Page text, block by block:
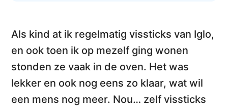
Als kind at ik regelmatig vissticks van Iglo,
en ook toen ik op mezelf ging wonen
stonden ze vaak in de oven. Het was
lekker en ook nog eens zo klaar, wat wil
een mens nog meer. Nou… zelf vissticks